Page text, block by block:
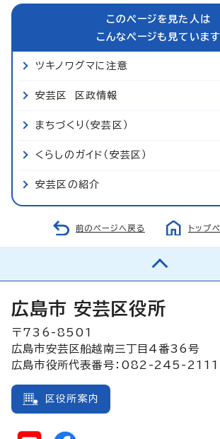
このページを見た人は
こんなページも見ています
ツキノワグマに注意
安芸区 区政情報
まちづくり（安芸区）
くらしのガイド（安芸区）
安芸区の紹介
前のページへ戻る トップ
広島市 安芸区役所
〒736-8501
広島市安芸区船越南三丁目4番36号
広島市役所代表番号：082-245-2111
区役所案内